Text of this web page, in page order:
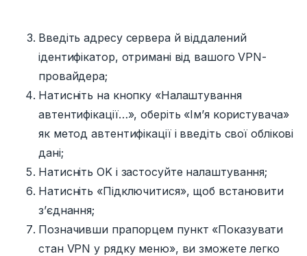
Введіть адресу сервера й віддалений
ідентифікатор, отримані від вашого VPN-
провайдера;
Натисніть на кнопку «Налаштування
автентифікації…», оберіть «Ім’я користувача»
як метод автентифікації і введіть свої облікові
дані;
НатиснітьOKі застосуйте налаштування;
Натисніть «Підключитися», щоб встановити
з’єднання;
Позначивши прапорцем пункт «Показувати
стан VPN у рядку меню», ви зможете легко